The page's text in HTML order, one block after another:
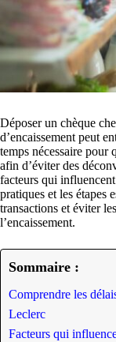
Déposer un chèque
d’encaissement peut
temps nécessaire pour
afin d’éviter des
facteurs qui
pratiques et les étapes
transactions et éviter
l’encaissement.
Sommaire :
Comprendre les
Leclerc
Facteurs qui